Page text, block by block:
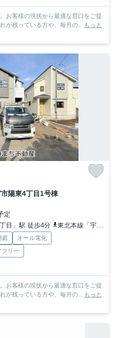
お客様の現状から最適な窓口をご提
が残っている方や、毎月の... もっと
陽東4丁目1号棟
定
目」駅 徒歩4分
東北本線「宇都宮」駅 徒歩33分
庭
オール電化
リー
お客様の現状から最適な窓口をご提
が残っている方や、毎月の... もっと